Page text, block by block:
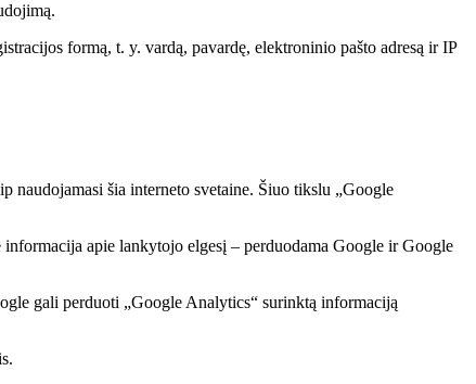
formą, t. y. vardą, pavardę, elektroninio pašto adresą ir IP
naudojamasi šia interneto svetaine. Šiuo tikslu „Google
apie lankytojo elgesį – perduodama Google ir Google
gali perduoti „Google Analytics“ surinktą informaciją